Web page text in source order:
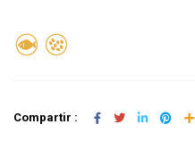
Compartir :